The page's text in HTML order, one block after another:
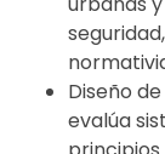
Diseño
evalúa